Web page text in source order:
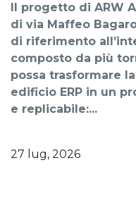
Il progetto di ARW
di via Maffeo
di riferimento
composto da più
possa trasformare
edificio ERP in un
e replicabile:...
27 lug, 2026